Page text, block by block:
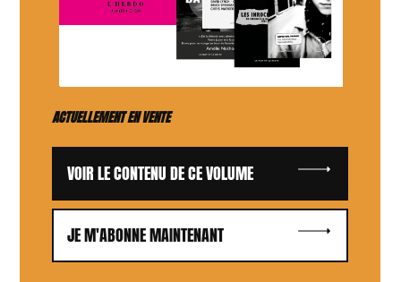
ACTUELLEMENT EN VENTE
VOIR LE CONTENU DE CE VOLUME
JE M'ABONNE MAINTENANT